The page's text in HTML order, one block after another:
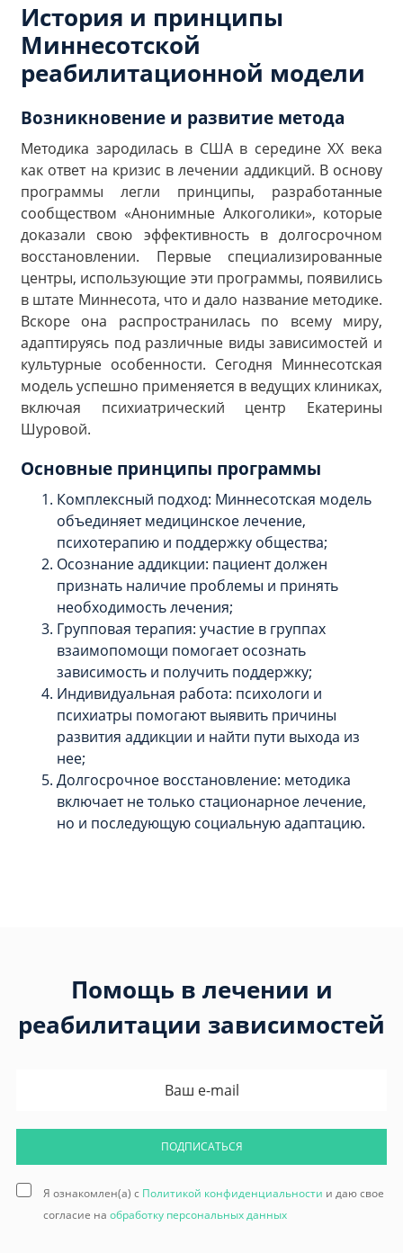
История и принципы
Миннесотской
реабилитационной модели
Возникновение и развитие метода
Методика зародилась в США в середине XX века
как ответ на кризис в лечении аддикций. В основу
программы легли принципы, разработанные
сообществом «Анонимные Алкоголики», которые
доказали свою эффективность в долгосрочном
восстановлении. Первые специализированные
центры, использующие эти программы, появились
в штате Миннесота, что и дало название методике.
Вскоре она распространилась по всему миру,
адаптируясь под различные виды зависимостей и
культурные особенности. Сегодня Миннесотская
модель успешно применяется в ведущих клиниках,
включая психиатрический центр Екатерины
Шуровой.
Основные принципы программы
Комплексный подход: Миннесотская модель
объединяет медицинское лечение,
психотерапию и поддержку общества;
Осознание аддикции: пациент должен
признать наличие проблемы и принять
необходимость лечения;
Групповая терапия: участие в группах
взаимопомощи помогает осознать
зависимость и получить поддержку;
Индивидуальная работа: психологи и
психиатры помогают выявить причины
развития аддикции и найти пути выхода из
нее;
Долгосрочное восстановление: методика
включает не только стационарное лечение,
но и последующую социальную адаптацию.
Помощь в лечении и
реабилитации зависимостей
ПОДПИСАТЬСЯ
Я ознакомлен(а) с Политикой конфиденциальности и даю свое
согласие на обработку персональных данных